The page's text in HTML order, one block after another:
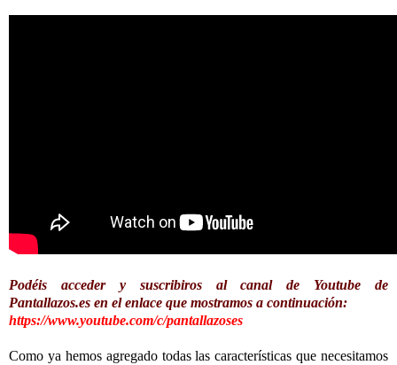
Podéis acceder y suscribiros al canal de Youtube de
Pantallazos.es en el enlace que mostramos a continuación:
https://www.youtube.com/c/pantallazoses
Como ya hemos agregado todas las características que necesitamos